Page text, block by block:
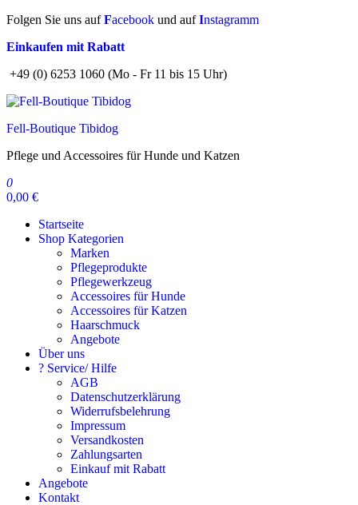
Zum
springen
Folgen Sie uns aufFacebook und aufInstagramm
Einkaufen mit Rabatt
+49 (0) 6253 1060 (Mo - Fr 11 bis 15 Uhr)
Fell-Boutique Tibidog
Pflege und Accessoires für Hunde und Katzen
0
0,00 €
Startseite
Shop Kategorien
Marken
Pflegeprodukte
Pflegewerkzeug
Accessoires für Hunde
Accessoires für Katzen
Haarschmuck
Angebote
Über uns
? Service/ Hilfe
AGB
Datenschutzerklärung
Widerrufsbelehrung
Impressum
Versandkosten
Zahlungsarten
Einkauf mit Rabatt
Angebote
Kontakt